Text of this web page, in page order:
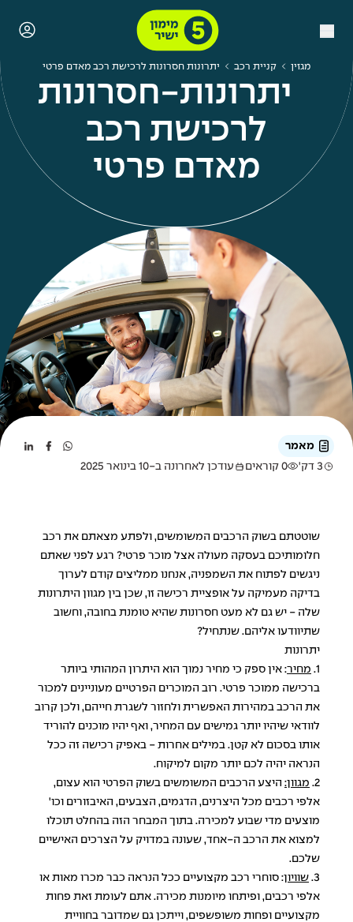
מגזין קניית רכב יתרונות חסרונות לרכישת רכב מאדם פרטי
יתרונות-חסרונות
לרכישת רכב
מאדם פרטי
מאמר
3 דק'
0 קוראים עודכן לאחרונה ב-10 בינואר 2025
שוטטתם בשוק הרכבים המשומשים, ולפתע מצאתם את רכב
חלומותיכם בעסקה מעולה אצל מוכר פרטי? רגע לפני שאתם
ניגשים לפתוח את השמפניה, אנחנו ממליצים קודם לערוך
בדיקה מעמיקה על אופציית רכישה זו, שכן בין מגוון היתרונות
שלה - יש גם לא מעט חסרונות שהיא טומנת בחובה, וחשוב
שתיוודעו אליהם. שנתחיל?
יתרונות
1. מחיר: אין ספק כי מחיר נמוך הוא היתרון המהותי ביותר
ברכישה ממוכר פרטי. רוב המוכרים הפרטיים מעוניינים למכור
את הרכב במהירות האפשרית ולחזור לשגרת חייהם, ולכן קרוב
לוודאי שיהיו יותר גמישים עם המחיר, ואף יהיו מוכנים להוריד
אותו בסכום לא קטן. במילים אחרות - באפיק רכישה זה ככל
הנראה יהיה לכם יותר מקום למיקוח.
2. מגוון: היצע הרכבים המשומשים בשוק הפרטי הוא עצום,
אלפי רכבים מכל היצרנים, הדגמים, הצבעים, האיבזורים וכו'
מוצעים מדי שבוע למכירה. בתוך המבחר הזה בהחלט תוכלו
למצוא את הרכב ה-אחד, שעונה במדויק על הצרכים האישיים
שלכם.
3. שוויון: סוחרי רכב מקצועיים ככל הנראה כבר מכרו מאות או
אלפי רכבים, ופיתחו מיומנות מכירה. אתם לעומת זאת פחות
מקצועיים ופחות משופשפים, וייתכן גם שמדובר בחוויית